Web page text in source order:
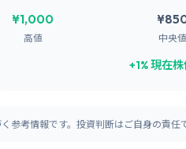
¥1,000
高値 中央値
+1% 現在
考情報です。投資判断はご自身の責任